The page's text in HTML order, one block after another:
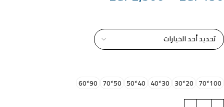
100*70
20*30
30*40
40*50
50*70
90*60